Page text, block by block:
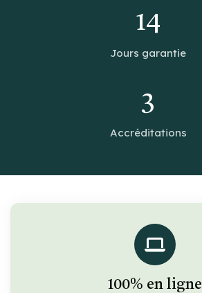
14
Jours garantie
3
Accréditations
100% en ligne